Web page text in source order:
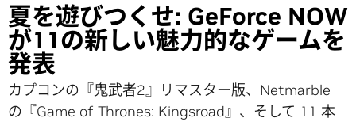
夏を遊びつくせ: GeForce NOW
が11の新しい魅力的なゲームを
発表
カプコンの『鬼武者2』リマスター版、Netmarble
の『Game of Thrones: Kingsroad』、そして 11 本